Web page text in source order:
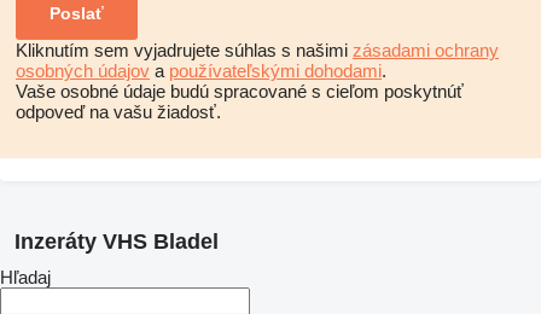
Kliknutím sem vyjadrujete súhlas s našimi zásadami ochrany
osobných údajov a používateľskými dohodami.
Vaše osobné údaje budú spracované s cieľom poskytnúť
odpoveď na vašu žiadosť.
Inzeráty VHS Bladel
Hľadaj